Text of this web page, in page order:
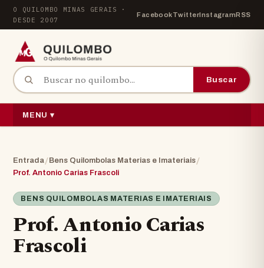
Pular para o conteúdo
O QUILOMBO MINAS GERAIS ·
DESDE 2007
FacebookTwitterInstagramRSS
Buscar por: Buscar
MENU ▾
Entrada/ Bens Quilombolas Materias e Imateriais/
Prof. Antonio Carias Frascoli
BENS QUILOMBOLAS MATERIAS E IMATERIAIS
Prof. Antonio Carias
Frascoli